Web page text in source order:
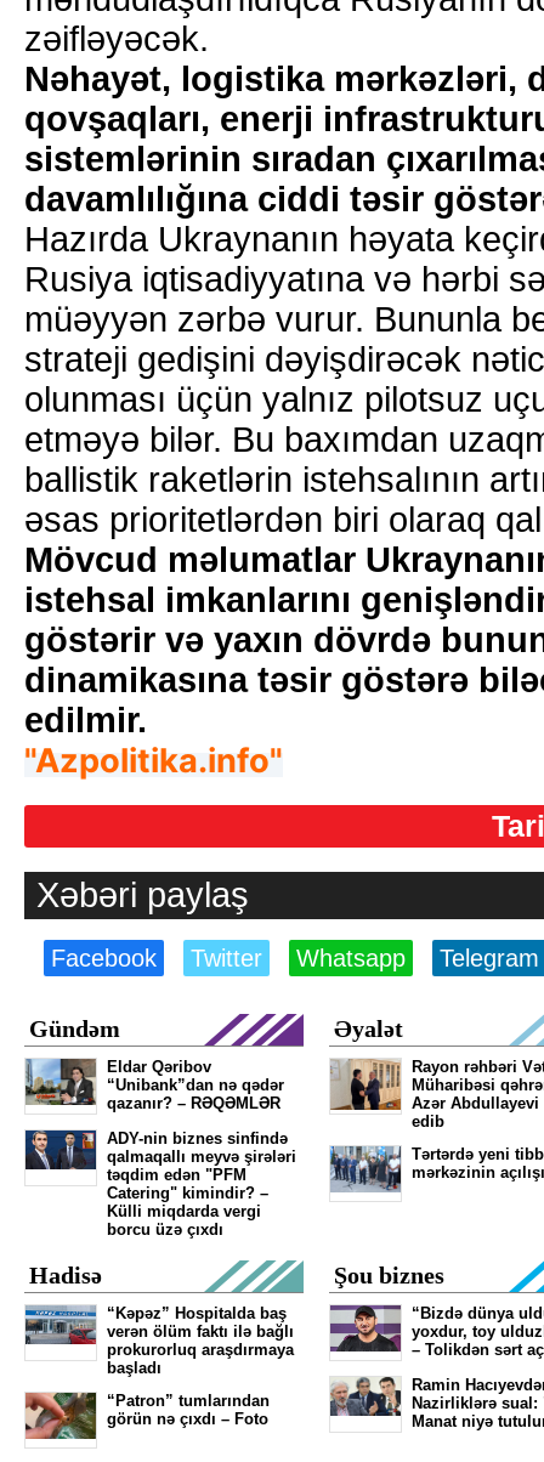
zəifləyəcək.
Nəhayət, logistika mərkəzləri,
qovşaqları, enerji
sistemlərinin sıradan
davamlılığına ciddi təsir
Hazırda Ukraynanın həyata
Rusiya iqtisadiyyatına və hərbi
müəyyən zərbə vurur. Bununla
strateji gedişini dəyişdirəcək
olunması üçün yalnız pilotsuz
etməyə bilər. Bu baxımdan
ballistik raketlərin istehsalının
əsas prioritetlərdən biri olaraq
Mövcud məlumatlar
istehsal imkanlarını
göstərir və yaxın dövrdə
dinamikasına təsir göstərə
edilmir.
"Azpolitika.info"
Xəbəri paylaş
Facebook Twitter Whatsapp Telegram
Gündəm
Eldar Qəribov
“Unibank”dan nə qədər
qazanır? – RƏQƏMLƏR
ADY-nin biznes sinfində
qalmaqallı meyvə şirələri
təqdim edən "PFM
Catering" kimindir? –
Külli miqdarda vergi
borcu üzə çıxdı
Əyalət
Rayon rəhbəri
Müharibəsi
Azər Abdullayevi
edib
Tərtərdə yeni tibb
mərkəzinin
Hadisə
“Kəpəz” Hospitalda baş
verən ölüm faktı ilə bağlı
prokurorluq araşdırmaya
başladı
“Patron” tumlarından
görün nə çıxdı – Foto
Şou biznes
“Bizdə dünya
yoxdur, toy
– Tolikdən sərt
Ramin
Nazirliklərə sual:
Manat niyə